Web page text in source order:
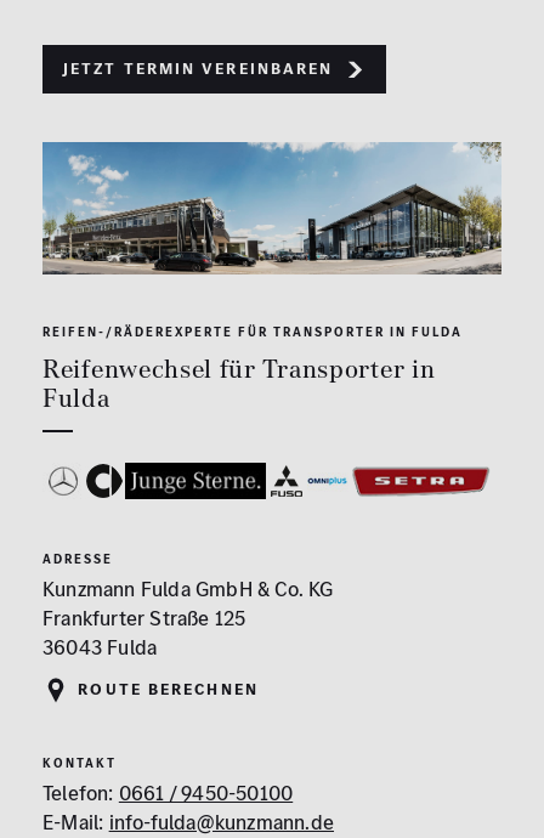
Jetzt Termin vereinbaren
REIFEN-/RÄDEREXPERTE FÜR TRANSPORTER IN FULDA
Reifenwechsel für Transporter in
Fulda
ADRESSE
Kunzmann Fulda GmbH & Co. KG
Frankfurter Straße 125
36043 Fulda
Route berechnen
KONTAKT
Telefon: 0661 / 9450-50100
E-Mail: info-fulda@kunzmann.de